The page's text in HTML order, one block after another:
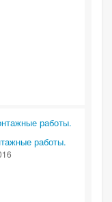
работы.